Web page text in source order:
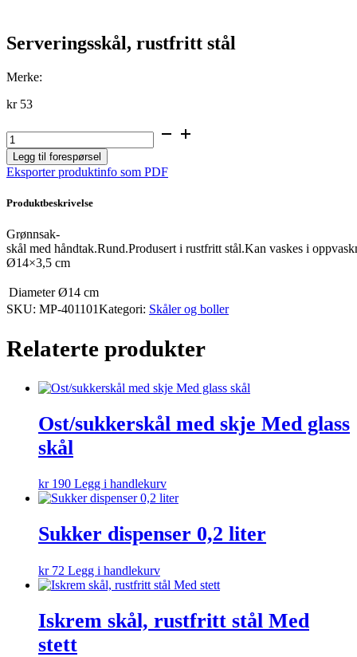
Serveringsskål, rustfritt stål
Merke:
kr53
Serveringsskål,
rustfritt
stål
antall
Legg til forespørsel
Eksporter produktinfo som PDF
Produktbeskrivelse
Grønnsak-
skål med håndtak.Rund.Produsert i rustfritt stål.Kan vaskes i
Ø14×3,5 cm
Diameter Ø14 cm
SKU: MP-401101Kategori: Skåler og boller
Relaterte produkter
Ost/sukkerskål med skje Med glass
skål
kr190 Legg i handlekurv
Sukker dispenser 0,2 liter
kr72 Legg i handlekurv
Iskrem skål, rustfritt stål Med
stett